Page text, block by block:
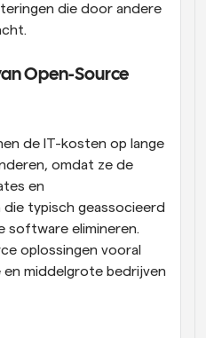
die door andere
Open-Source
de IT-kosten op lange
omdat ze de
en
typisch geassocieerd
software elimineren.
oplossingen vooral
en middelgrote bedrijven